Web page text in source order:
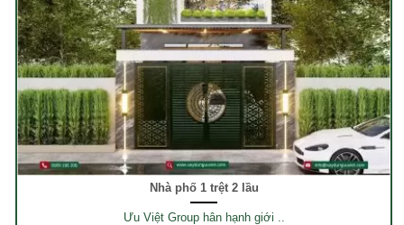
Nhà phố 1 trệt 2 lầu
Ưu Việt Group hân hạnh giới ..